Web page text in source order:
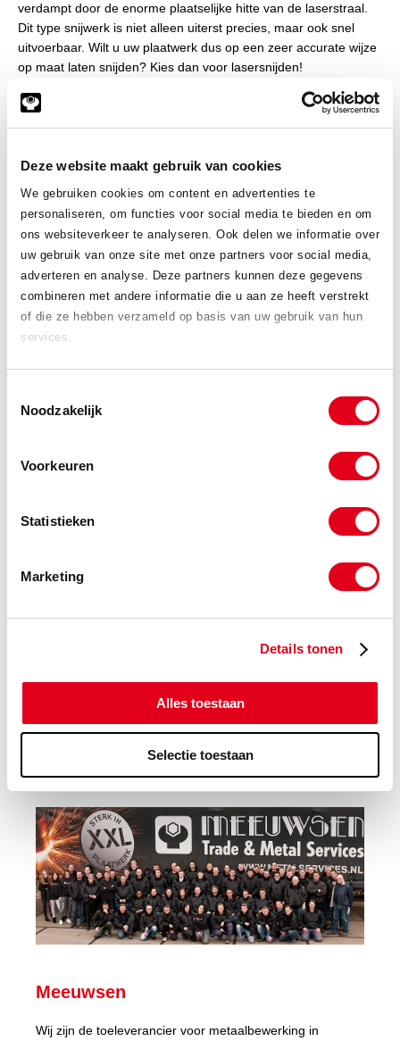
Deze website maakt gebruik van cookies
We gebruiken cookies om content en advertenties te
personaliseren, om functies voor social media te bieden en om
ons websiteverkeer te analyseren. Ook delen we informatie over
uw gebruik van onze site met onze partners voor social media,
adverteren en analyse. Deze partners kunnen deze gegevens
combineren met andere informatie die u aan ze heeft verstrekt
of die ze hebben verzameld op basis van uw gebruik van hun
services.
Noodzakelijk
Voorkeuren
Statistieken
Marketing
Details tonen
Alles toestaan
Selectie toestaan
verdampt door de enorme plaatselijke hitte van de laserstraal.
Dit type snijwerk is niet alleen uiterst precies, maar ook snel
uitvoerbaar. Wilt u uw plaatwerk dus op een zeer accurate wijze
op maat laten snijden? Kies dan voor lasersnijden!
Kunnen wij helpen?
Zeeland? Neem gerust contact met ons op. Wilt u aluminium,
bereiken op
info@meeuwsen.nl
Bezoek onze webshop
Constructie aanvraag
Verspaning aanvraag
Bedrijfsfilm
Meeuwsen
Wij zijn de toeleverancier voor metaalbewerking in